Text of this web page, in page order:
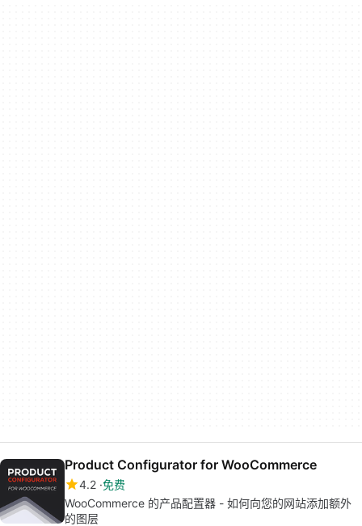
Product Configurator for WooCommerce
4.2 免费
WooCommerce 的产品配置器 - 如何向您的网站添加额外
的图层